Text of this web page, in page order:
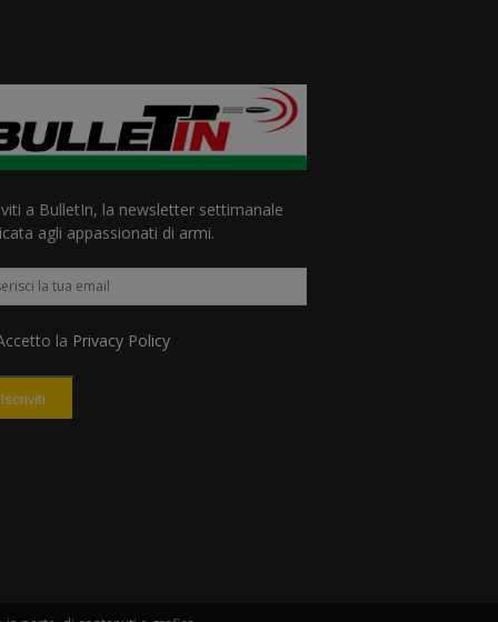
a BulletIn, la newsletter settimanale
agli appassionati di armi.
la Privacy Policy
Iscriviti